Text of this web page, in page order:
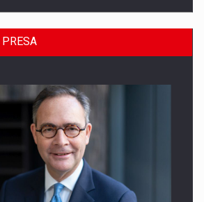
DIN MEDIUL DE AFACERI, ACADEMIC